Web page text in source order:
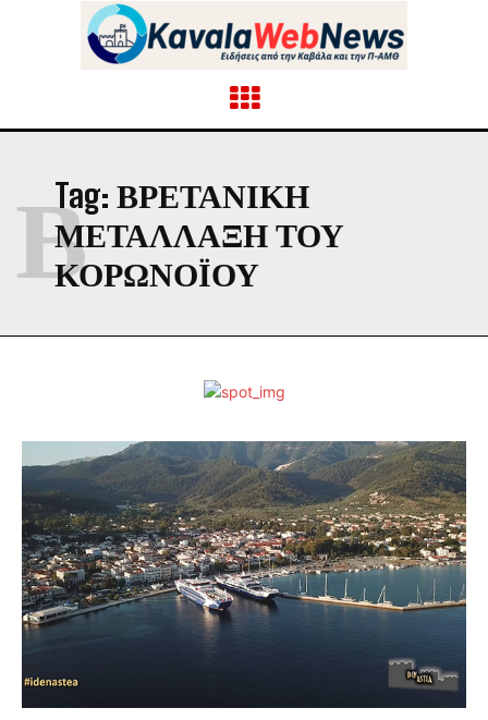
Tag: ΒΡΕΤΑΝΙΚΉ
ΜΕΤΆΛΛΑΞΗ ΤΟΥ
ΚΟΡΩΝΟΪΟΎ
Β